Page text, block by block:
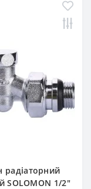
радіаторний
SOLOMON 1/2″